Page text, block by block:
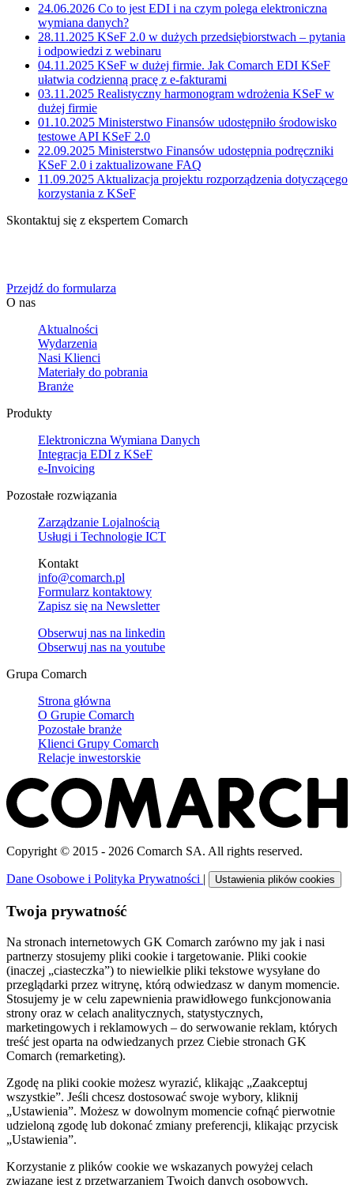
24.06.2026 Co to jest EDI i na czym polega elektroniczna
wymiana danych?
28.11.2025 KSeF 2.0 w dużych przedsiębiorstwach – pytania
i odpowiedzi z webinaru
04.11.2025 KSeF w dużej firmie. Jak Comarch EDI KSeF
ułatwia codzienną pracę z e-fakturami
03.11.2025 Realistyczny harmonogram wdrożenia KSeF w
dużej firmie
01.10.2025 Ministerstwo Finansów udostępniło środowisko
testowe API KSeF 2.0
22.09.2025 Ministerstwo Finansów udostępnia podręczniki
KSeF 2.0 i zaktualizowane FAQ
11.09.2025 Aktualizacja projektu rozporządzenia dotyczącego
korzystania z KSeF
Skontaktuj się z ekspertem Comarch
Przejdź do formularza
O nas
Aktualności
Wydarzenia
Nasi Klienci
Materiały do pobrania
Branże
Produkty
Elektroniczna Wymiana Danych
Integracja EDI z KSeF
e-Invoicing
Pozostałe rozwiązania
Zarządzanie Lojalnością
Usługi i Technologie ICT
Kontakt
info@comarch.pl
Formularz kontaktowy
Zapisz się na Newsletter
Obserwuj nas na linkedin
Obserwuj nas na youtube
Grupa Comarch
Strona główna
O Grupie Comarch
Pozostałe branże
Klienci Grupy Comarch
Relacje inwestorskie
Copyright © 2015 - 2026 Comarch SA. All rights reserved.
Dane Osobowe i Polityka Prywatności | Ustawienia plików cookies
Twoja prywatność
Na stronach internetowych GK Comarch zarówno my jak i nasi
partnerzy stosujemy pliki cookie i targetowanie. Pliki cookie
(inaczej „ciasteczka”) to niewielkie pliki tekstowe wysyłane do
przeglądarki przez witrynę, którą odwiedzasz w danym momencie.
Stosujemy je w celu zapewnienia prawidłowego funkcjonowania
strony oraz w celach analitycznych, statystycznych,
marketingowych i reklamowych – do serwowanie reklam, których
treść jest oparta na odwiedzanych przez Ciebie stronach GK
Comarch (remarketing).
Zgodę na pliki cookie możesz wyrazić, klikając „Zaakceptuj
wszystkie”. Jeśli chcesz dostosować swoje wybory, kliknij
„Ustawienia”. Możesz w dowolnym momencie cofnąć pierwotnie
udzieloną zgodę lub dokonać zmiany preferencji, klikając przycisk
„Ustawienia”.
Korzystanie z plików cookie we wskazanych powyżej celach
związane jest z przetwarzaniem Twoich danych osobowych.